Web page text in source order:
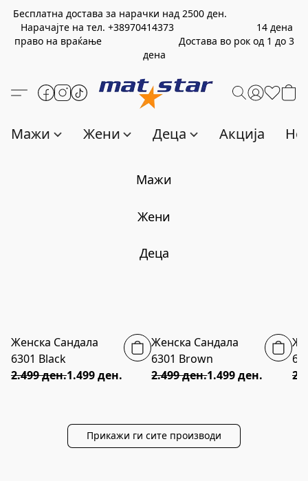
Бесплатна достава за нарачки над 2500 ден.
Нарачајте на тел. +38970414373 14 дена
право на враќање Достава во рок од 1 до 3
дена
Мажи Жени Деца Акција
Мажи
Жени
Деца
40% ПОПУСТ
Женска Сандала
6301 Black
2.499 ден.1.499 ден.
40% ПОПУСТ
Женска Сандала
6301 Brown
2.499 ден.1.499 ден.
Прикажи ги сите производи